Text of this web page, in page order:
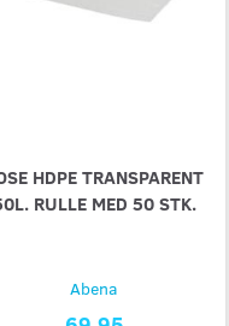
HDPE TRANSPARENT
RULLE MED 50 STK.
Abena